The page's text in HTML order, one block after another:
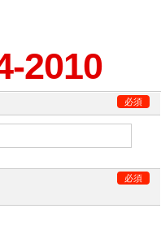
2010
必須
必須